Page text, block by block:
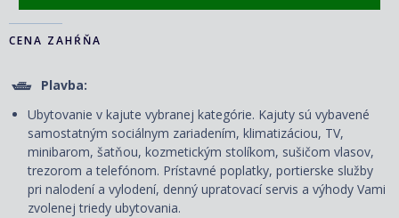
CENA ZAHŔŇA
Plavba:
Ubytovanie v kajute vybranej kategórie. Kajuty sú vybavené
samostatným sociálnym zariadením, klimatizáciou, TV,
minibarom, šatňou, kozmetickým stolíkom, sušičom vlasov,
trezorom a telefónom. Prístavné poplatky, portierske služby
pri nalodení a vylodení, denný upratovací servis a výhody Vami
zvolenej triedy ubytovania.